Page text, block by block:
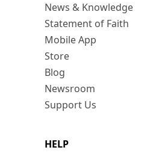
News & Knowledge
Statement of Faith
Mobile App
Store
Blog
Newsroom
Support Us
HELP